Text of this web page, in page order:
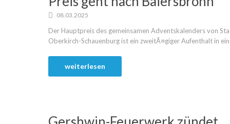
08.03.2025
Der Hauptpreis des gemeinsamen Adventskalenders von
Oberkirch-Schauenburg ist ein zweitÃ¤giger Aufenthalt in
weiterlesen